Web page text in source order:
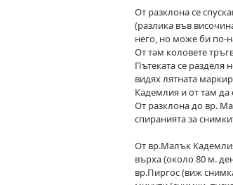
От разклона се
(разлика във
него, но може би по-
От там коловете
Пътеката се разделя
видях лятната
Кадемлия и от там
От разклона до вр.
спиранията за
От вр.Малък
върха (около 80 м.
вр.Пиргос (виж